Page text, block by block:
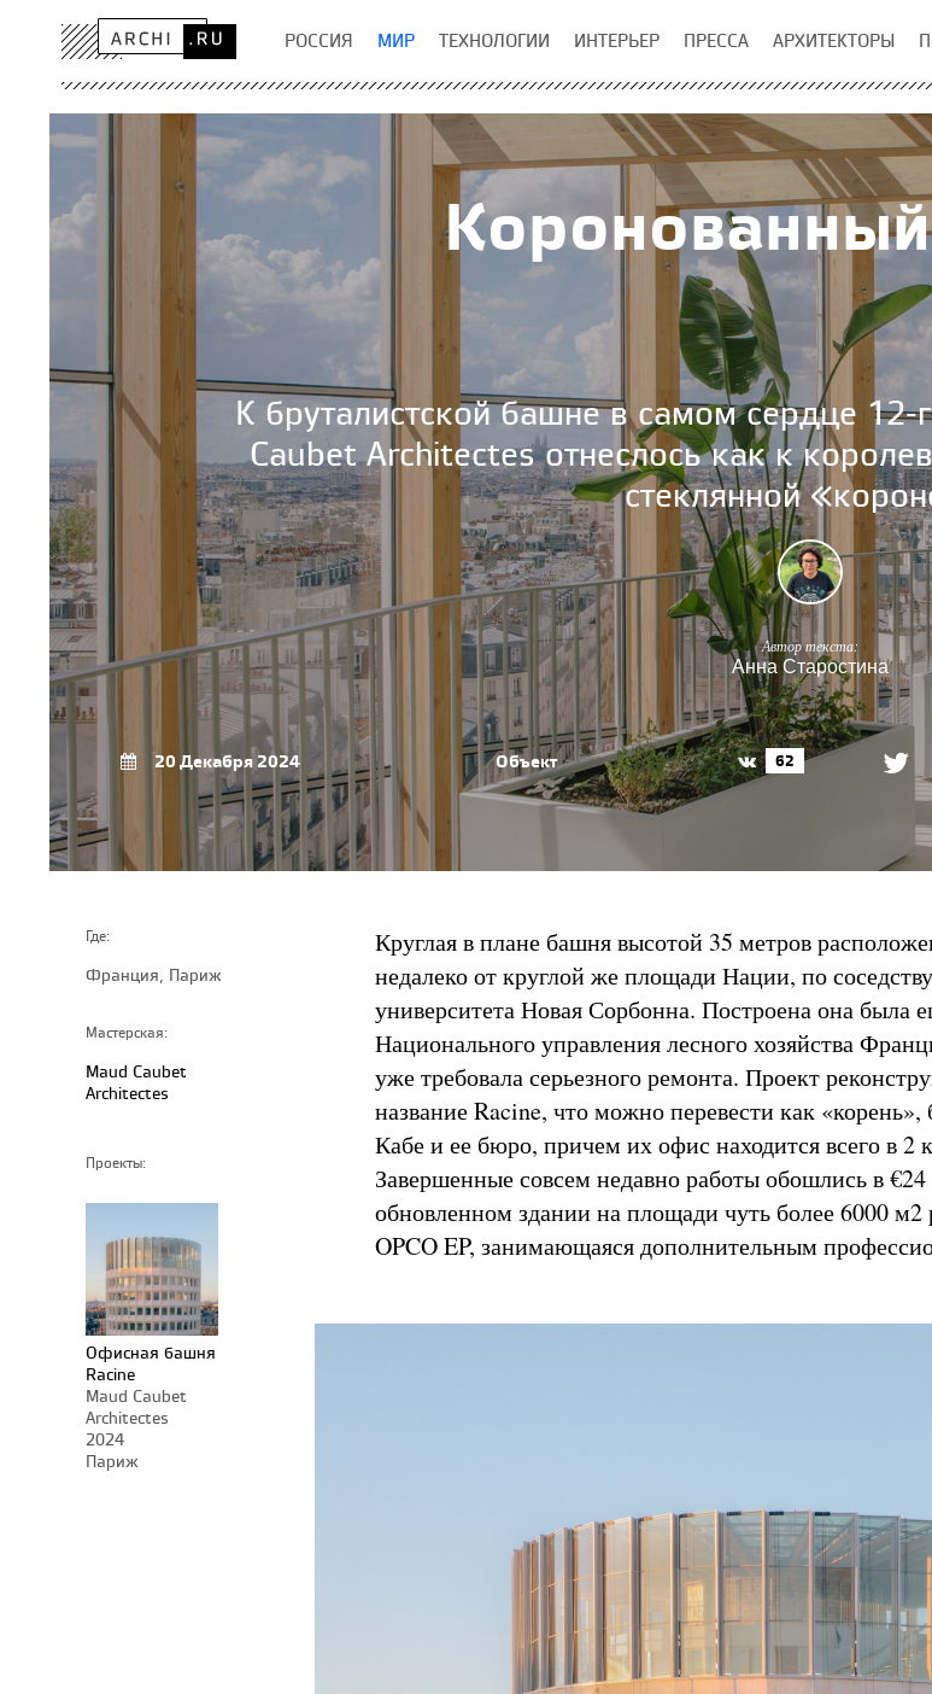
РОССИЯ МИР ТЕХНОЛОГИИ ИНТЕРЬЕР ПРЕССА АРХИТЕКТОРЫ
К бруталистской башне в самом сердце
Caubet Architectes отнеслось как к
стеклянной
Автор текста:
Анна Старостина
20 Декабря 2024 Объект 62
Где:
Франция, Париж
Мастерская:
Maud Caubet
Architectes
Проекты:
Офисная башня
Racine
Maud Caubet
Architectes
2024
Париж
Круглая в плане башня высотой 35 метров
недалеко от круглой же площади Нации, по
университета Новая Сорбонна. Построена она была
Национального управления лесного хозяйства
уже требовала серьезного ремонта. Проект
название Racine, что можно перевести как
Кабе и ее бюро, причем их офис находится всего в 2
Завершенные совсем недавно работы обошлись в
обновленном здании на площади чуть более 6000 м2
OPCO EP, занимающаяся дополнительным